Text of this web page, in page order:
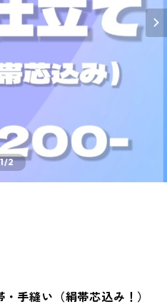
1/2
手縫い（絹帯芯込み！）